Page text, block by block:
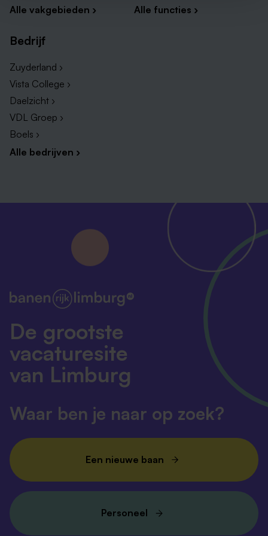
Alle vakgebieden ›
Alle functies ›
Bedrijf
Zuyderland ›
Vista College ›
Daelzicht ›
VDL Groep ›
Boels ›
Alle bedrijven ›
De grootste
vacaturesite
van Limburg
Waar ben je naar op zoek?
Een nieuwe baan
Personeel